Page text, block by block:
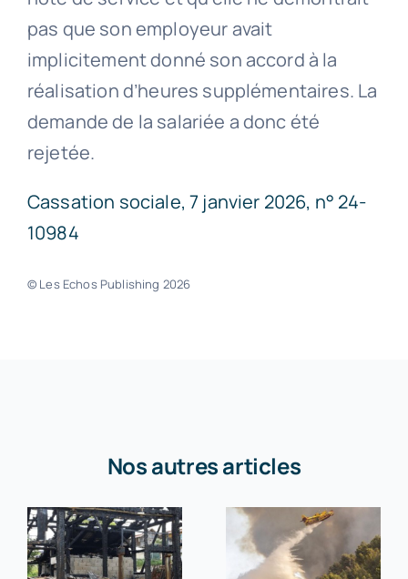
pas que son employeur avait
implicitement donné son accord à la
réalisation d’heures supplémentaires. La
demande de la salariée a donc été
rejetée.
Cassation sociale, 7 janvier 2026, n° 24-
10984
© Les Echos Publishing 2026
Nos autres articles